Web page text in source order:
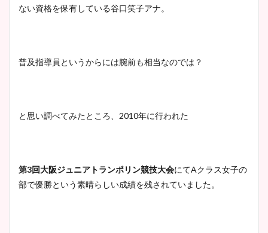
ない資格を保有している谷口笑子アナ。
普及指導員というからには腕前も相当なのでは？
と思い調べてみたところ、2010年に行われた
第3回大阪ジュニアトランポリン競技大会にてAクラス女子の
部で優勝という素晴らしい成績を残されていました。